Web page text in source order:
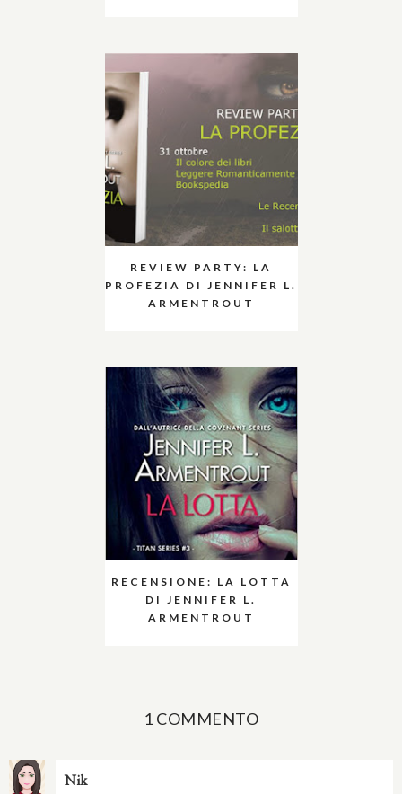
REVIEW PARTY: LA
PROFEZIA DI JENNIFER L.
ARMENTROUT
RECENSIONE: LA LOTTA
DI JENNIFER L.
ARMENTROUT
1 COMMENTO
Nik